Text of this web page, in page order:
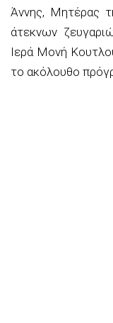
Άννης, Μητέρας
άτεκνων
Ιερά Μονή
το ακόλουθο